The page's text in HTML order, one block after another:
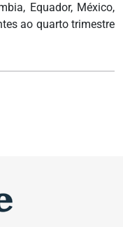
Equador, México,
ao quarto trimestre